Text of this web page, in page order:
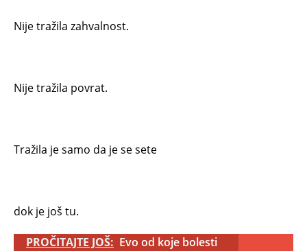
Nije tražila zahvalnost.
Nije tražila povrat.
Tražila je samo da je se sete
dok je još tu.
PROČITAJTE JOŠ: Evo od koje bolesti